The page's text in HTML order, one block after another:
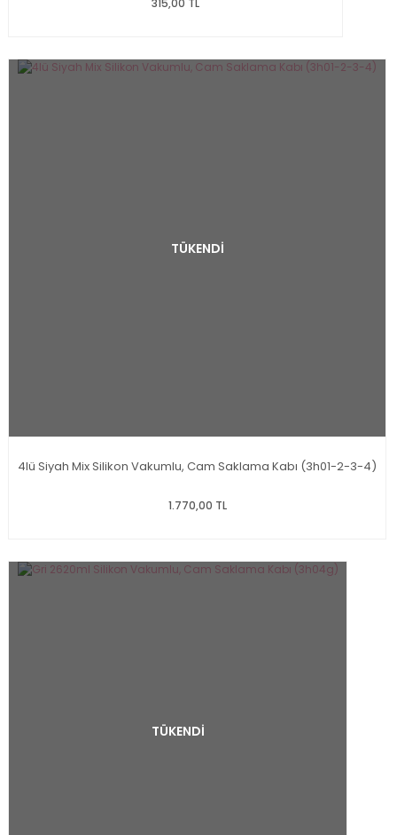
315,00 TL
TÜKENDİ
4lü Siyah Mix Silikon Vakumlu, Cam Saklama Kabı (3h01-2-3-4)
1.770,00 TL
TÜKENDİ